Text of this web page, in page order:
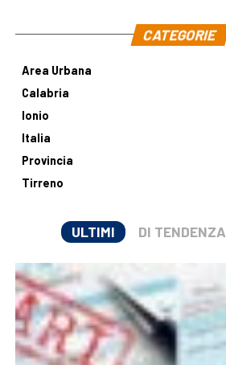
CATEGORIE
Area Urbana
Calabria
Ionio
Italia
Provincia
Tirreno
ULTIMI DI TENDENZA